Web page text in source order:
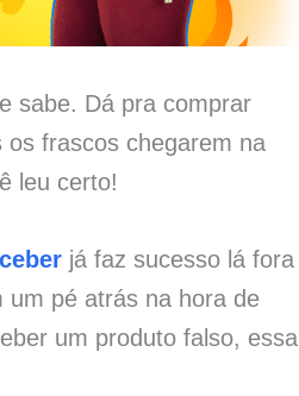
sabe. Dá pra comprar
frascos chegarem na
leu certo!
já faz sucesso lá fora
um pé atrás na hora de
um produto falso, essa